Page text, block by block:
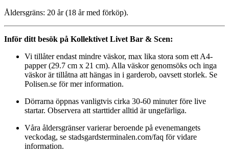
Åldersgräns: 20 år (18 år med förköp).
Inför ditt besök på Kollektivet Livet Bar & Scen:
Vi tillåter endast mindre väskor, max lika stora som ett A4-
papper (29.7 cm x 21 cm). Alla väskor genomsöks och inga
väskor är tillåtna att hängas in i garderob, oavsett storlek. Se
Polisen.se för mer information.
Dörrarna öppnas vanligtvis cirka 30-60 minuter före live
startar. Observera att starttider alltid är ungefärliga.
Våra åldersgränser varierar beroende på evenemangets
veckodag, se stadsgardsterminalen.com/faq för vidare
information.